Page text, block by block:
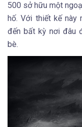
500 sở hữu một
hố. Với thiết kế này
đến bất kỳ nơi đâu
bè.